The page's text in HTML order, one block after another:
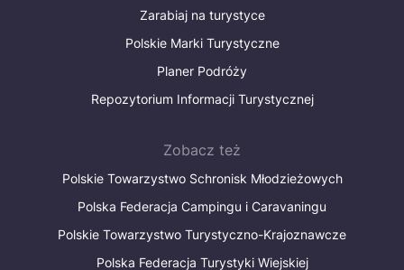
Zarabiaj na turystyce
Polskie Marki Turystyczne
Planer Podróży
Repozytorium Informacji Turystycznej
Zobacz też
Polskie Towarzystwo Schronisk Młodzieżowych
Polska Federacja Campingu i Caravaningu
Polskie Towarzystwo Turystyczno-Krajoznawcze
Polska Federacja Turystyki Wiejskiej